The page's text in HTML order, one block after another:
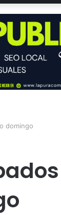
domingo